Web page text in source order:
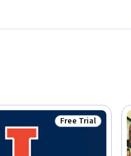
Status: Free Trial
Free Trial